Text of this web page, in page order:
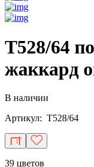
T528/64
жаккард
В наличии
Артикул: T528/64
39 цветов